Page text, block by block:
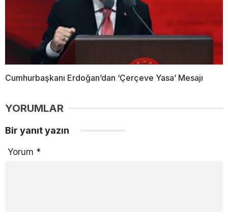
Cumhurbaşkanı Erdoğan’dan ‘Çerçeve Yasa’ Mesajı
YORUMLAR
Bir yanıt yazın
Yorum *